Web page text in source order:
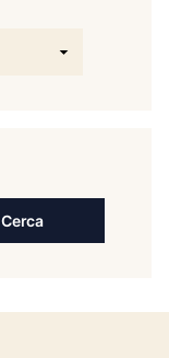
Cerca